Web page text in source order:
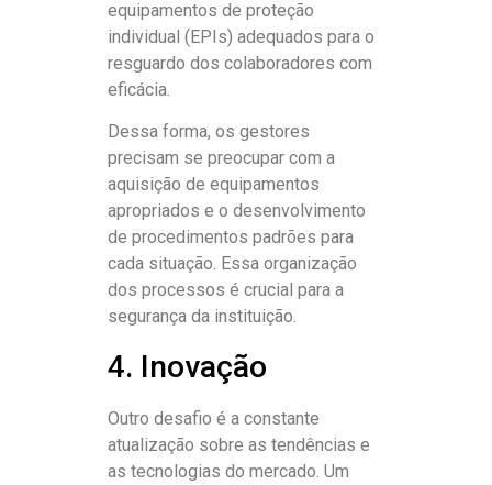
equipamentos de proteção
individual (EPIs) adequados para o
resguardo dos colaboradores com
eficácia.
Dessa forma, os gestores
precisam se preocupar com a
aquisição de equipamentos
apropriados e o desenvolvimento
de procedimentos padrões para
cada situação. Essa organização
dos processos é crucial para a
segurança da instituição.
4. Inovação
Outro desafio é a constante
atualização sobre as tendências e
as tecnologias do mercado. Um